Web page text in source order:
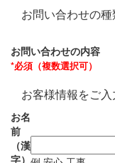
お問い合わせの種
お問い合わせの内容
*必須（複数選択可）
お客様情報をご
お名
前
（漢
字）